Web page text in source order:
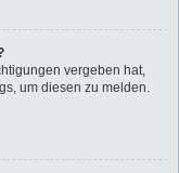
vergeben hat,
um diesen zu melden.